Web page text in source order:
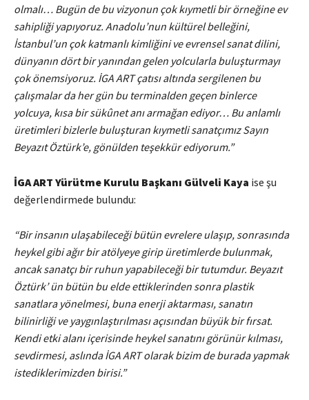
olmalı… Bugün de bu vizyonun çok kıymetli bir örneğine ev
sahipliği yapıyoruz. Anadolu’nun kültürel belleğini,
İstanbul’un çok katmanlı kimliğini ve evrensel sanat dilini,
dünyanın dört bir yanından gelen yolcularla buluşturmayı
çok önemsiyoruz. İGA ART çatısı altında sergilenen bu
çalışmalar da her gün bu terminalden geçen binlerce
yolcuya, kısa bir sükûnet anı armağan ediyor… Bu anlamlı
üretimleri bizlerle buluşturan kıymetli sanatçımız Sayın
Beyazıt Öztürk’e, gönülden teşekkür ediyorum.”
İGA ART Yürütme Kurulu Başkanı Gülveli Kaya ise şu
değerlendirmede bulundu:
“Bir insanın ulaşabileceği bütün evrelere ulaşıp, sonrasında
heykel gibi ağır bir atölyeye girip üretimlerde bulunmak,
ancak sanatçı bir ruhun yapabileceği bir tutumdur. Beyazıt
Öztürk’ ün bütün bu elde ettiklerinden sonra plastik
sanatlara yönelmesi, buna enerji aktarması, sanatın
bilinirliği ve yaygınlaştırılması açısından büyük bir fırsat.
Kendi etki alanı içerisinde heykel sanatını görünür kılması,
sevdirmesi, aslında İGA ART olarak bizim de burada yapmak
istediklerimizden birisi.”